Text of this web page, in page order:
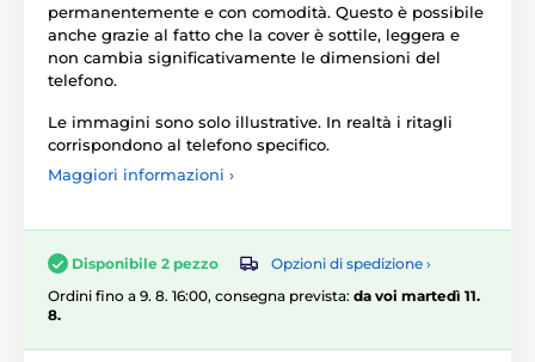
permanentemente e con comodità. Questo è possibile
anche grazie al fatto che la cover è sottile, leggera e
non cambia significativamente le dimensioni del
telefono.
Le immagini sono solo illustrative. In realtà i ritagli
corrispondono al telefono specifico.
Maggiori informazioni ›
Disponibile 2 pezzo
Opzioni di spedizione ›
Ordini fino a 9. 8. 16:00, consegna prevista: da voi martedì 11.
8.